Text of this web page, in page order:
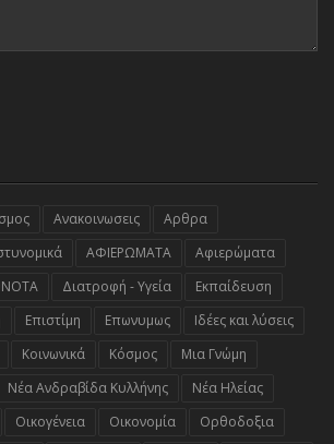
Ανακοινωσεις
Αρθρα
ΑΦΙΕΡΩΜΑΤΑ
Αφιερώματα
Διατροφή - Υγεία
Εκπαίδευση
Επιστίμη Επωνυμως
Ιδέες και λύσεις
Κοινωνικά Κόσμος
Μια Γνώμη
Νέα Ανδραβίδα Κυλλήνης
Νέα Ηλείας
Οικογένεια Οικονομία
Ορθοδοξια